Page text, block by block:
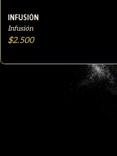
INFUSIÓN
Infusión
$2.500